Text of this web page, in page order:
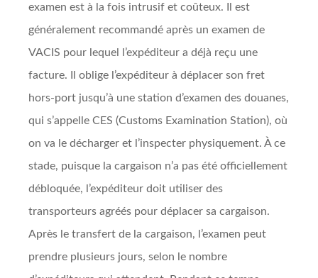
examen est à la fois intrusif et coûteux. Il est
généralement recommandé après un examen de
VACIS pour lequel l’expéditeur a déjà reçu une
facture. Il oblige l’expéditeur à déplacer son fret
hors-port jusqu’à une station d’examen des douanes,
qui s’appelle CES (Customs Examination Station), où
on va le décharger et l’inspecter physiquement. À ce
stade, puisque la cargaison n’a pas été officiellement
débloquée, l’expéditeur doit utiliser des
transporteurs agréés pour déplacer sa cargaison.
Après le transfert de la cargaison, l’examen peut
prendre plusieurs jours, selon le nombre